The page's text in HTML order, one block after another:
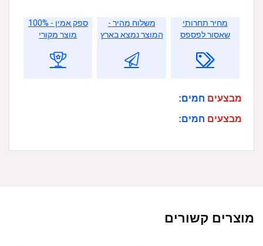
מחיר תחרותי
שאסור לפספס
משלוח מהיר -
המוצר נמצא בארץ
ספק אמין - 100%
מוצר מקורי
מבצעים חמים:
מבצעים חמים:
מוצרים קשורים